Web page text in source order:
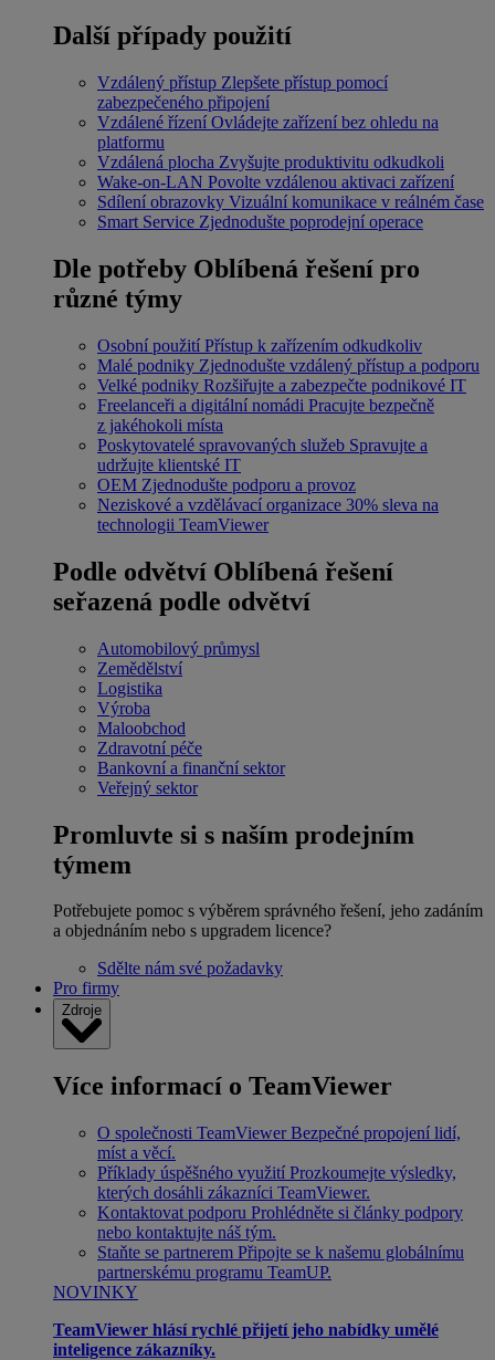
Další případy použití
Vzdálený přístup Zlepšete přístup pomocí
zabezpečeného připojení
Vzdálené řízení Ovládejte zařízení bez ohledu na
platformu
Vzdálená plocha Zvyšujte produktivitu odkudkoli
Wake-on-LAN Povolte vzdálenou aktivaci zařízení
Sdílení obrazovky Vizuální komunikace v reálném čase
Smart Service Zjednodušte poprodejní operace
Dle potřeby Oblíbená řešení pro
různé týmy
Osobní použití Přístup k zařízením odkudkoliv
Malé podniky Zjednodušte vzdálený přístup a podporu
Velké podniky Rozšiřujte a zabezpečte podnikové IT
Freelanceři a digitální nomádi Pracujte bezpečně
z jakéhokoli místa
Poskytovatelé spravovaných služeb Spravujte a
udržujte klientské IT
OEM Zjednodušte podporu a provoz
Neziskové a vzdělávací organizace 30% sleva na
technologii TeamViewer
Podle odvětví Oblíbená řešení
seřazená podle odvětví
Automobilový průmysl
Zemědělství
Logistika
Výroba
Maloobchod
Zdravotní péče
Bankovní a finanční sektor
Veřejný sektor
Promluvte si s naším prodejním
týmem
Potřebujete pomoc s výběrem správného řešení, jeho zadáním
a objednáním nebo s upgradem licence?
Sdělte nám své požadavky
Pro firmy
Zdroje
Více informací o TeamViewer
O společnosti TeamViewer Bezpečné propojení lidí,
míst a věcí.
Příklady úspěšného využití Prozkoumejte výsledky,
kterých dosáhli zákazníci TeamViewer.
Kontaktovat podporu Prohlédněte si články podpory
nebo kontaktujte náš tým.
Staňte se partnerem Připojte se k našemu globálnímu
partnerskému programu TeamUP.
NOVINKY
TeamViewer hlásí rychlé přijetí jeho nabídky umělé
inteligence zákazníky.